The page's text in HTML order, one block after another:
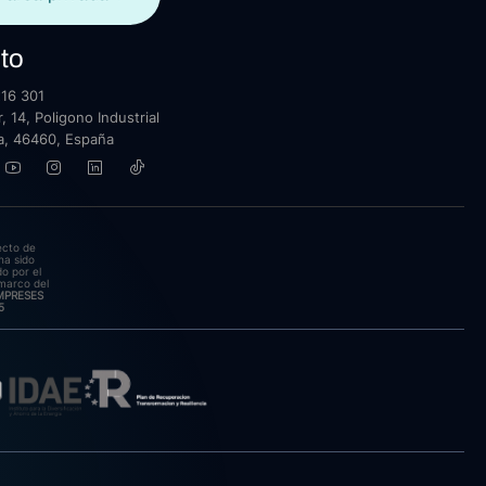
301
14, Poligono Industrial
46460, España
de
sido
por el
del